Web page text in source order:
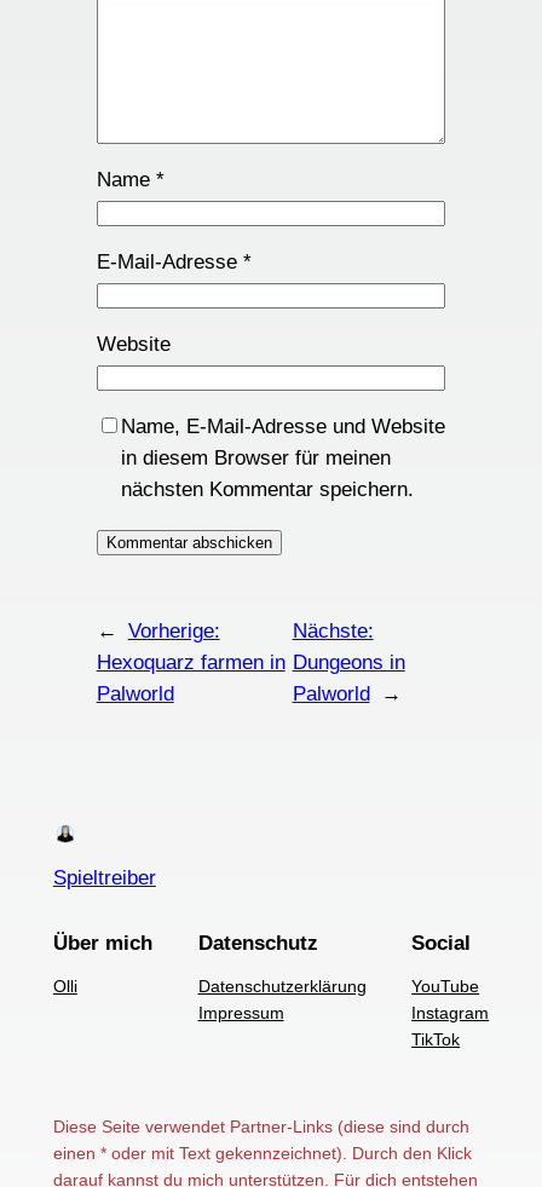
Name *
E-Mail-Adresse *
Website
Name, E-Mail-Adresse und Website
in diesem Browser für meinen
nächsten Kommentar speichern.
←
Vorherige:
Hexoquarz farmen in
Palworld
Nächste:
Dungeons in
Palworld
→
Spieltreiber
Über mich
Olli
Datenschutz
Datenschutzerklärung
Impressum
Social
YouTube
Instagram
TikTok
Diese Seite verwendet Partner-Links (diese sind durch
einen * oder mit Text gekennzeichnet). Durch den Klick
darauf kannst du mich unterstützen. Für dich entstehen